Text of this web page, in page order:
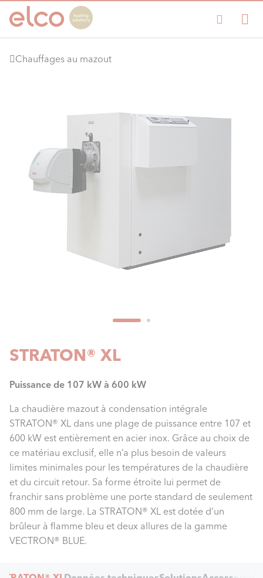
Chauffages au mazout
STRATON® XL
Puissance de 107 kW à 600 kW
La chaudière mazout à condensation intégrale
STRATON® XL dans une plage de puissance entre 107 et
600 kW est entièrement en acier inox. Grâce au choix de
ce matériau exclusif, elle n’a plus besoin de valeurs
limites minimales pour les températures de la chaudière
et du circuit retour. Sa forme étroite lui permet de
franchir sans problème une porte standard de seulement
800 mm de large. La STRATON® XL est dotée d’un
brûleur à flamme bleu et deux allures de la gamme
VECTRON® BLUE.